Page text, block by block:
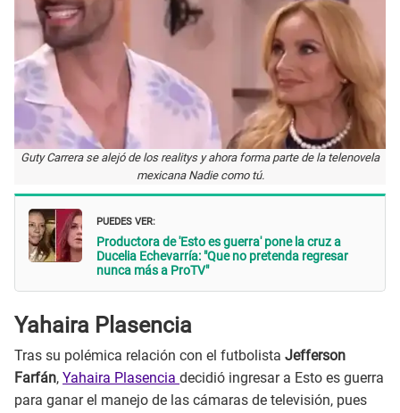
Guty Carrera se alejó de los realitys y ahora forma parte de la telenovela
mexicana Nadie como tú.
PUEDES VER:
Productora de 'Esto es guerra' pone la cruz a
Ducelia Echevarría: "Que no pretenda regresar
nunca más a ProTV"
Yahaira Plasencia
Tras su polémica relación con el futbolista Jefferson
Farfán, Yahaira Plasencia decidió ingresar a Esto es guerra
para ganar el manejo de las cámaras de televisión, pues